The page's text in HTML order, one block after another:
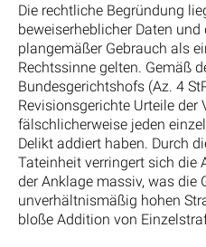
Die rechtliche Begründung
beweiserheblicher Daten
plangemäßer Gebrauch als
Rechtssinne gelten. Gemäß
Bundesgerichtshofs (Az. 4
Revisionsgerichte Urteile der
fälschlicherweise jeden
Delikt addiert haben. Durch
Tateinheit verringert sich die
der Anklage massiv, was die
unverhältnismäßig hohen
bloße Addition von